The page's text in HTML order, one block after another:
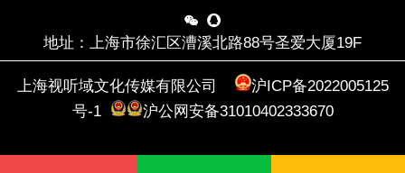
 
地址：上海市徐汇区漕溪北路88号圣爱大厦19F
上海视听域文化传媒有限公司
沪ICP备2022005125
号-1
沪公网安备31010402333670